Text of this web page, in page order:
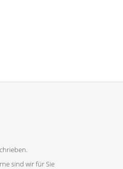
sind wir für Sie